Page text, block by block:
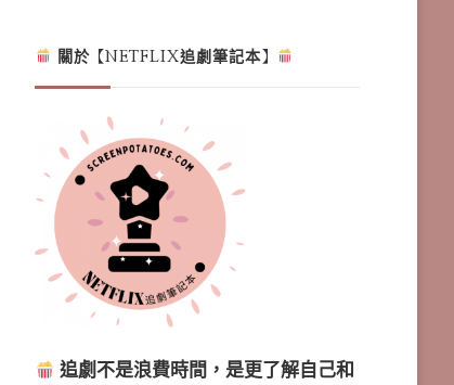
關於【NETFLIX追劇筆記本】
追劇不是浪費時間，是更了解自己和